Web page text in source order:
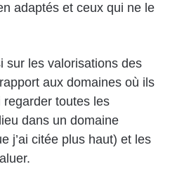
adaptés et ceux qui ne le
sur les valorisations des
aux domaines où ils
regarder toutes les
dans un domaine
j’ai citée plus haut) et les